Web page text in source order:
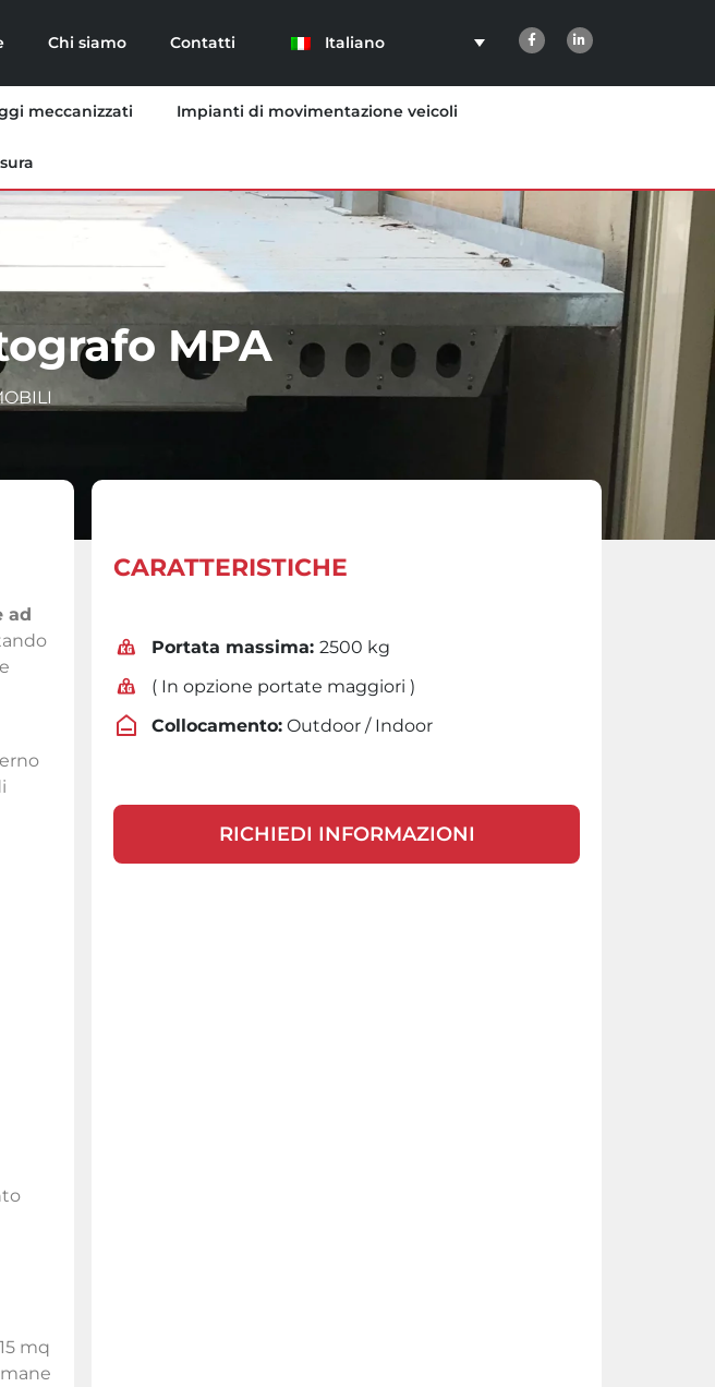
Chi siamo Contatti Italiano
meccanizzati Impianti di movimentazione veicoli
MPA
ad
mq
CARATTERISTICHE
Portata massima:2500 kg
( In opzione portate maggiori )
Collocamento: Outdoor / Indoor
RICHIEDI INFORMAZIONI